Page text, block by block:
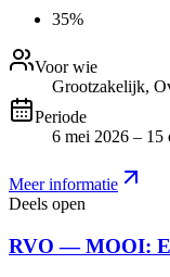
35%
Voor wie
Grootzakelijk,
Periode
6 mei 2026 – 15
Meer informatie
Deels open
RVO — MOOI: